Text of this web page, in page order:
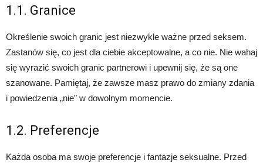
1.1. Granice
Określenie swoich granic jest niezwykle ważne przed seksem.
Zastanów się, co jest dla ciebie akceptowalne, a co nie. Nie wahaj
się wyrazić swoich granic partnerowi i upewnij się, że są one
szanowane. Pamiętaj, że zawsze masz prawo do zmiany zdania
i powiedzenia „nie” w dowolnym momencie.
1.2. Preferencje
Każda osoba ma swoje preferencje i fantazje seksualne. Przed